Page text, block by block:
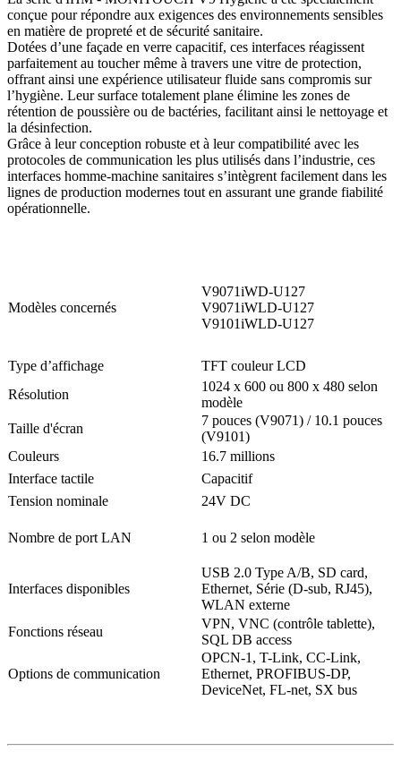
conçue pour répondre aux exigences des environnements sensibles
en matière de propreté et de sécurité sanitaire.
Dotées d’une façade en verre capacitif, ces interfaces réagissent
parfaitement au toucher même à travers une vitre de protection,
offrant ainsi une expérience utilisateur fluide sans compromis sur
l’hygiène. Leur surface totalement plane élimine les zones de
rétention de poussière ou de bactéries, facilitant ainsi le nettoyage et
la désinfection.
Grâce à leur conception robuste et à leur compatibilité avec les
protocoles de communication les plus utilisés dans l’industrie, ces
interfaces homme-machine sanitaires s’intègrent facilement dans les
lignes de production modernes tout en assurant une grande fiabilité
opérationnelle.
Modèles concernés
V9071iWD-U127
V9071iWLD-U127
V9101iWLD-U127
Type d’affichage
TFT couleur LCD
Résolution
1024 x 600 ou 800 x 480 selon
modèle
Taille d'écran
7 pouces (V9071) / 10.1 pouces
(V9101)
Couleurs
16.7 millions
Interface tactile
Capacitif
Tension nominale
24V DC
Nombre de port LAN 1 ou 2 selon modèle
Interfaces disponibles
USB 2.0 Type A/B, SD card,
Ethernet, Série (D-sub, RJ45),
WLAN externe
Fonctions réseau
VPN, VNC (contrôle tablette),
SQL DB access
Options de communication
OPCN-1, T-Link, CC-Link,
Ethernet, PROFIBUS-DP,
DeviceNet, FL-net, SX bus